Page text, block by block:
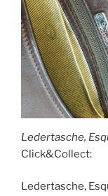
Ledertasche,
Click&Collect:
Ledertasche,